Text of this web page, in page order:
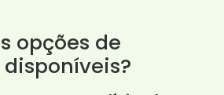
opções de